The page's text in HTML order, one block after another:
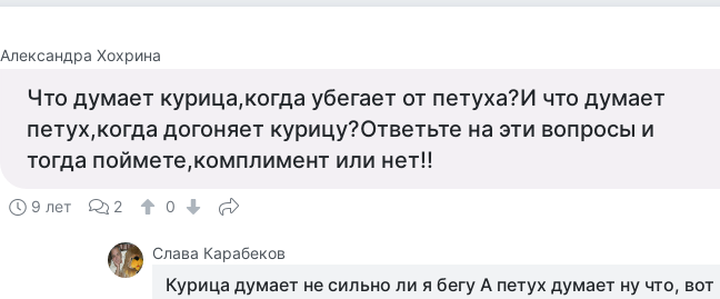
Александра Хохрина
Что думает курица,когда убегает от петуха?И что думает
петух,когда догоняет курицу?Ответьте на эти вопросы и
тогда поймете,комплимент или нет!!
9 лет 2 0
Слава Карабеков
Курица думает не сильно ли я бегу А петух думает ну что, вот